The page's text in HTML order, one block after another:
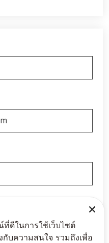
ที่ดีในการใช้เว็บไซต์
บความสนใจ รวมถึงเพื่อ